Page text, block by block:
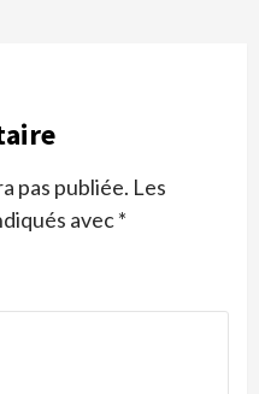
pas publiée. Les
avec*